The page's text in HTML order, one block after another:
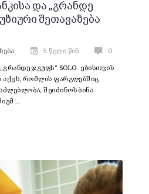
და „გრანდე
შეთავაზება
5 წელი წინ 0
ჯგუფს“ SOLO- ებისთვის
აქვს, რომლის ფარგლებშიც
შეიძინოს ბინა